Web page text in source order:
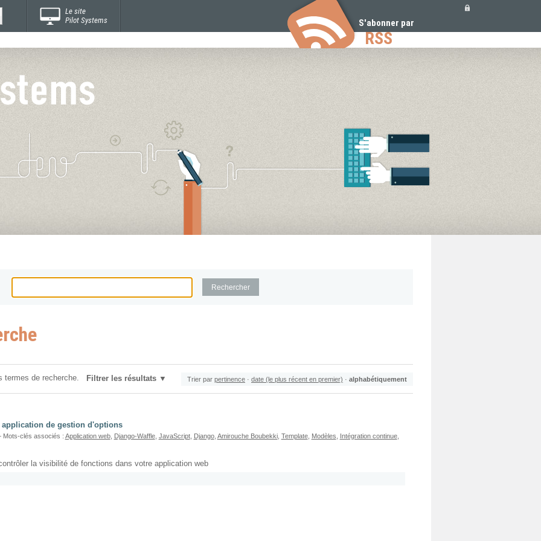
Le site
Pilot Systems
S'abonner par
RSS
termes de recherche. Filtrer les résultats Trier par pertinence · date (le plus récent en premier) · alphabétiquement
application de gestion d'options
clés associés : Application web, Django-Waffle, JavaScript, Django, Amirouche Boubekki, Template, Modèles Intégration continue,
la visibilité de fonctions dans votre application web